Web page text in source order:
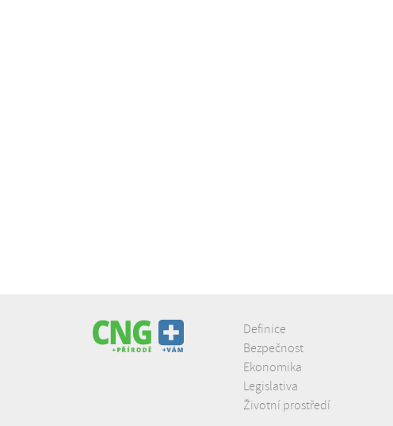
Definice
Bezpečnost
Ekonomika
Legislativa
Životní prostředí